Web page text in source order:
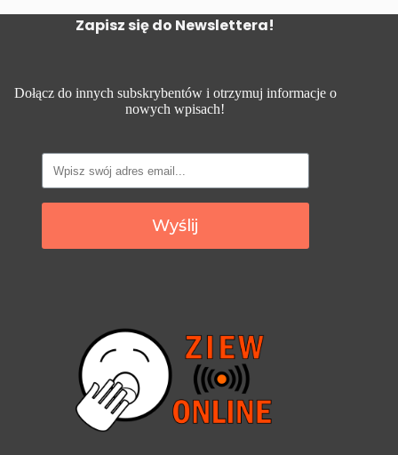
Zapisz się do Newslettera!
Dołącz do innych subskrybentów i otrzymuj informacje o
nowych wpisach!
Wyślij